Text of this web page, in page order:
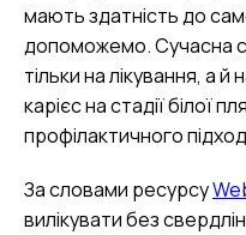
мають здатність до
допоможемо. Сучасна
тільки на лікування, а й
карієс на стадії білої
профілактичного
За словами ресурсу
вилікувати без